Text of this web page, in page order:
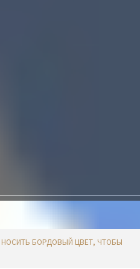
НОСИТЬ БОРДОВЫЙ ЦВЕТ, ЧТОБЫ